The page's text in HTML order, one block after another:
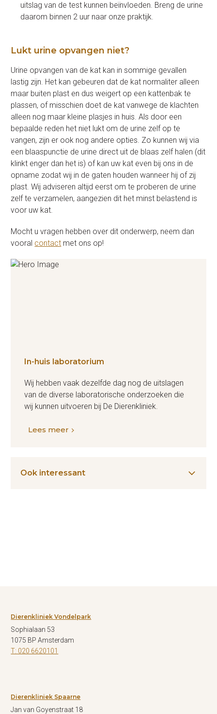
uitslag van de test kunnen beïnvloeden. Breng de urine
daarom binnen 2 uur naar onze praktijk.
Lukt urine opvangen niet?
Urine opvangen van de kat kan in sommige gevallen
lastig zijn. Het kan gebeuren dat de kat normaliter alleen
maar buiten plast en dus weigert op een kattenbak te
plassen, of misschien doet de kat vanwege de klachten
alleen nog maar kleine plasjes in huis. Als door een
bepaalde reden het niet lukt om de urine zelf op te
vangen, zijn er ook nog andere opties. Zo kunnen wij via
een blaaspunctie de urine direct uit de blaas zelf halen (dit
klinkt enger dan het is) of kan uw kat even bij ons in de
opname zodat wij in de gaten houden wanneer hij of zij
plast. Wij adviseren altijd eerst om te proberen de urine
zelf te verzamelen, aangezien dit het minst belastend is
voor uw kat.
Mocht u vragen hebben over dit onderwerp, neem dan
vooral contact met ons op!
In-huis laboratorium
Wij hebben vaak dezelfde dag nog de uitslagen
van de diverse laboratorische onderzoeken die
wij kunnen uitvoeren bij De Dierenkliniek.
Lees meer
Ook interessant
Dierenkliniek Vondelpark
Sophialaan 53
1075 BP Amsterdam
T: 020 6620101
Dierenkliniek Spaarne
Jan van Goyenstraat 18